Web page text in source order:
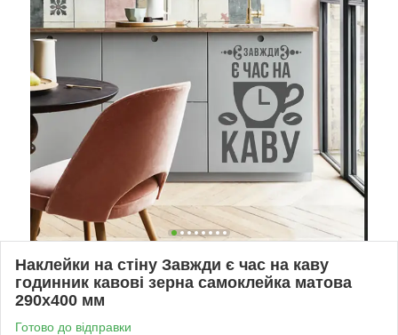
Наклейки на стіну Завжди є час на каву
годинник кавові зерна самоклейка матова
290х400 мм
Готово до відправки